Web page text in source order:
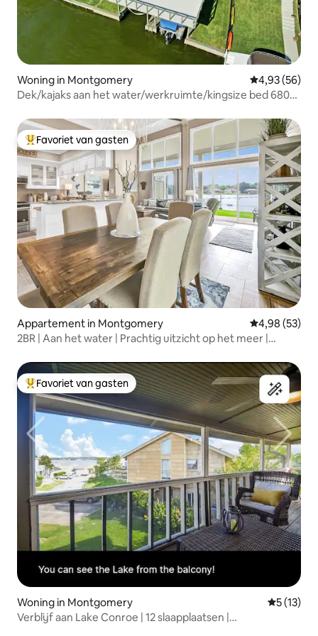
Woning in Montgomery Gemiddelde
4,93 (56)
Dek/kajaks aan het water/werkruimte/kingsize bed 680
Topfavoriet van gasten
Favoriet van gasten
Appartement in Montgomery Gemiddelde
4,98 (53)
2BR | Aan het water | Prachtig uitzicht op het meer |
Topfavoriet van gasten
Favoriet van gasten
Woning in Montgomery
5 (13)
Verblijf aan Lake Conroe | 12 slaapplaatsen |